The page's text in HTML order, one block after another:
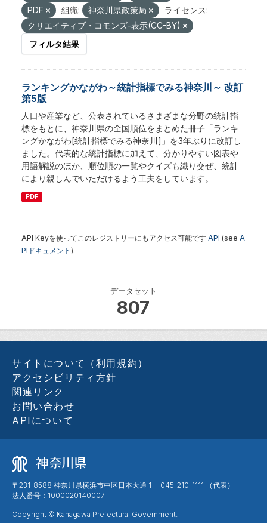
データセット
807
PDF
組織: 神奈川県政策局
ライセンス:
クリエイティブ・コモンズ-表示(CC-BY)
フィルタ結果
ランキングかながわ～統計指標でみる神奈川～ 改訂
第5版
人口や産業など、公表されているさまざまな分野の統計指
標をもとに、神奈川県の全国順位をまとめた冊子「ランキ
ングかながわ[統計指標でみる神奈川]」を3年ぶりに改訂し
ました。代表的な統計指標に加えて、分かりやすい図表や
用語解説のほか、順位順の一覧やクイズも織り交ぜ、統計
により親しんでいただけるよう工夫をしています。
PDF
API Keyを使ってこのレジストリーにもアクセス可能です API (see A
PIドキュメント ).
サイトについて（利用規約）
アクセシビリティ方針
関連リンク
お問い合わせ
APIについて
〒231-8588 神奈川県横浜市中区日本大通 1 045-210-1111 （代表）
法人番号：1000020140007
Copyright © Kanagawa Prefectural Government.